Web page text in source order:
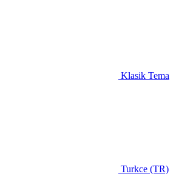
Klasik Tema
Turkce (TR)